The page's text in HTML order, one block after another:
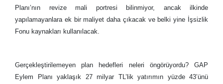
Planı’nın revize mali portresi bilinmiyor, ancak ilkinde
yapılamayanlara ek bir maliyet daha çıkacak ve belki yine İşsizlik
Fonu kaynakları kullanılacak.
Gerçekleştirilemeyen plan hedefleri neleri öngörüyordu? GAP
Eylem Planı yaklaşık 27 milyar TL’lik yatırımın yüzde 43’ünü